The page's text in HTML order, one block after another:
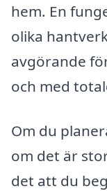
hem. En
olika
avgörande
och med
Om du
om det är
det att du